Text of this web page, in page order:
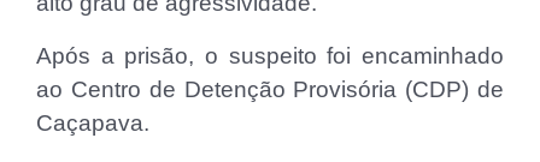
Após a prisão, o suspeito foi encaminhado
ao Centro de Detenção Provisória (CDP) de
Caçapava.